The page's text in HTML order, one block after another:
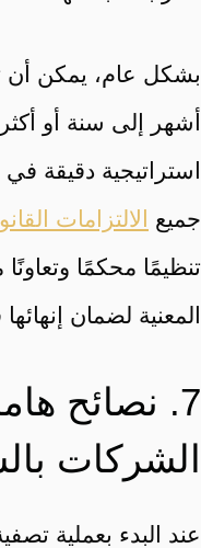
بشكل عام، يمكن أن
أشهر إلى سنة أو
استراتيجية دقيقة في
جميع
الالتزامات
تنظيمًا محكمًا
المعنية لضمان
7. نصائح
الشركات
عند البدء بعملية